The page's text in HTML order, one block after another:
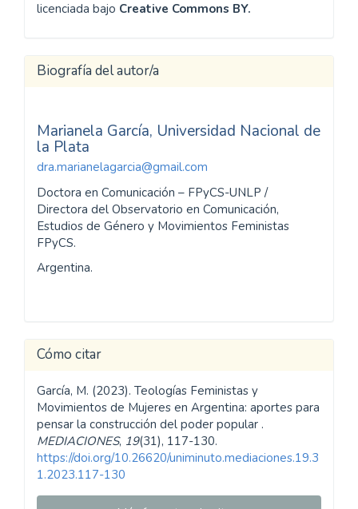
Esta obra está bajo una licencia internacional
Creative Commons Atribución 4.0.
Revista MEDIACIONES
Universitaria Minuto de Dios - UNIMINUTO
licenciada bajo
Marianela García,Universidad Nacional de
la Plata
dra.marianelagarcia@gmail.com
Doctora en Comunicación – FPyCS-UNLP /
Directora del Observatorio en Comunicación,
Estudios de Género y Movimientos Feministas